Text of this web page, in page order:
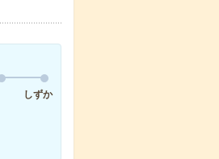
しずか